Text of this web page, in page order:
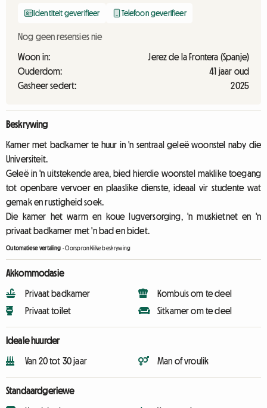
Identiteit geverifieer Telefoon geverifieer
Nog geen resensies nie
Woon in:
Jerez de la Frontera (Spanje)
Ouderdom:
41 jaar oud
Gasheer sedert:
2025
Beskrywing
Kamer met badkamer te huur in 'n sentraal geleë woonstel naby die
Universiteit.
Geleë in 'n uitstekende area, bied hierdie woonstel maklike toegang
tot openbare vervoer en plaaslike dienste, ideaal vir studente wat
gemak en rustigheid soek.
Die kamer het warm en koue lugversorging, 'n muskietnet en 'n
privaat badkamer met 'n bad en bidet.
Outomatiese vertaling -Oorspronklike beskrywing
Akkommodasie
Privaat badkamer
Privaat toilet
Kombuis om te deel
Sitkamer om te deel
Ideale huurder
Van 20 tot 30 jaar Man of vroulik
Standaardgeriewe